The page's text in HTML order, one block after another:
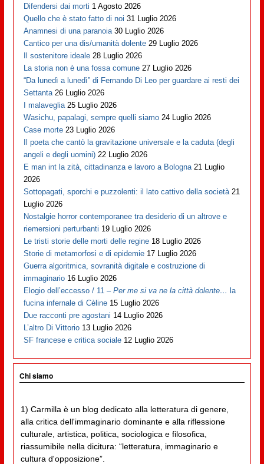
Difendersi dai morti 1 Agosto 2026
Quello che è stato fatto di noi 31 Luglio 2026
Anamnesi di una paranoia 30 Luglio 2026
Cantico per una dis/umanità dolente 29 Luglio 2026
Il sostenitore ideale 28 Luglio 2026
La storia non è una fossa comune 27 Luglio 2026
“Da lunedì a lunedì” di Fernando Di Leo per guardare ai resti dei
Settanta 26 Luglio 2026
I malaveglia 25 Luglio 2026
Wasichu, papalagi, sempre quelli siamo 24 Luglio 2026
Case morte 23 Luglio 2026
Il poeta che cantò la gravitazione universale e la caduta (degli
angeli e degli uomini) 22 Luglio 2026
E man int la zità, cittadinanza e lavoro a Bologna 21 Luglio
2026
Sottopagati, sporchi e puzzolenti: il lato cattivo della società 21
Luglio 2026
Nostalgie horror contemporanee tra desiderio di un altrove e
riemersioni perturbanti 19 Luglio 2026
Le tristi storie delle morti delle regine 18 Luglio 2026
Storie di metamorfosi e di epidemie 17 Luglio 2026
Guerra algoritmica, sovranità digitale e costruzione di
immaginario 16 Luglio 2026
Elogio dell’eccesso / 11 –Per me si va ne la città dolente… la
fucina infernale di Cèline 15 Luglio 2026
Due racconti pre agostani 14 Luglio 2026
L’altro Di Vittorio 13 Luglio 2026
SF francese e critica sociale 12 Luglio 2026
Chi siamo
1) Carmilla è un blog dedicato alla letteratura di genere,
alla critica dell'immaginario dominante e alla riflessione
culturale, artistica, politica, sociologica e filosofica,
riassumibile nella dicitura: “letteratura, immaginario e
cultura d'opposizione”.